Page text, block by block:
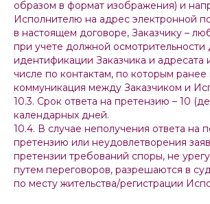
образом в формат изображения) и
Исполнителю на адрес электронной
в настоящем договоре, Заказчику –
при учете должной осмотрительности
идентификации Заказчика и адресата
числе по контактам, по которым ранее
коммуникация между Заказчиком и
10.3. Срок ответа на претензию – 10
календарных дней.
10.4. В случае неполучения ответа на
претензию или неудовлетворения
претензии требований споры, не
путем переговоров, разрешаются в
по месту жительства/регистрации